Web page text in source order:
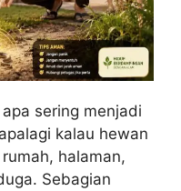
sering menjadi
kalau hewan
halaman,
Sebagian